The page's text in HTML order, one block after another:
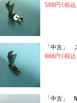
500円(税
「中古」
866円(税
「中古」